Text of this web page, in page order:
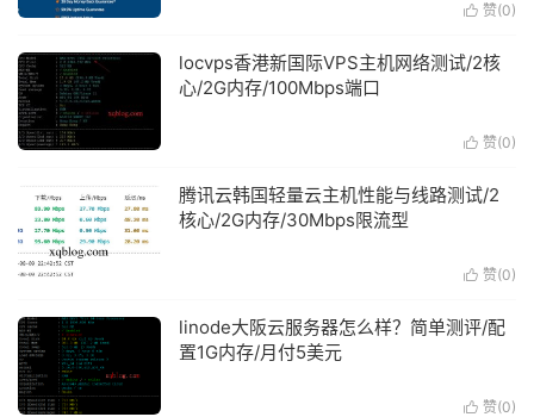
 赞(0)
locvps香港新国际VPS主机网络测试/2核
心/2G内存/100Mbps端口
 赞(0)
腾讯云韩国轻量云主机性能与线路测试/2
核心/2G内存/30Mbps限流型
 赞(0)
linode大阪云服务器怎么样？简单测评/配
置1G内存/月付5美元
 赞(0)